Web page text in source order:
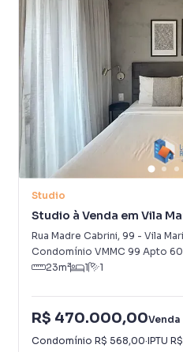
Studio
Studio à Venda em Vila
Rua Madre Cabrini, 99 - Vila
Condomínio VMMC 99 Apto
23m² 1 1
R$ 470.000,00Venda
Condomínio R$ 568,00·IPTU